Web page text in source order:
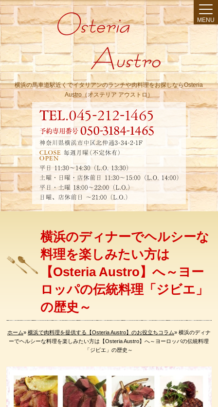
横浜の馬車道駅近くでイタリアンのランチや肉料理をお探しならOsteria
Austro（オステリア アウストロ）
MENU
横浜のディナーでヘルシーな
料理を楽しみたい方は
【Osteria Austro】へ～ヨー
ロッパの伝統料理「ジビエ」
の歴史～
ホーム» 横浜で肉料理を提供する【Osteria Austro】のお役立ちコラム» 横浜のディナ
ーでヘルシーな料理を楽しみたい方は【Osteria Austro】へ～ヨーロッパの伝統料理
「ジビエ」の歴史～